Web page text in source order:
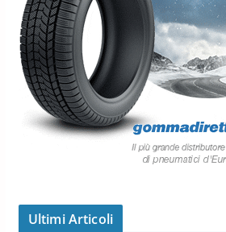
Ultimi Articoli